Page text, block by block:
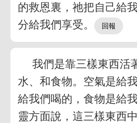
的救恩裏，祂把自己給
分給我們享受。
我們是靠三樣東西活
水、和食物。空氣是給
給我們喝的，食物是給
靈方面說，這三樣東西